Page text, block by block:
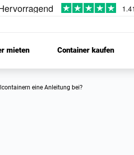
mieten Container kaufen
eine Anleitung bei?